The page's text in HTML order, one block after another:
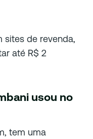
sites de revenda,
até R$ 2
usou no
tem uma